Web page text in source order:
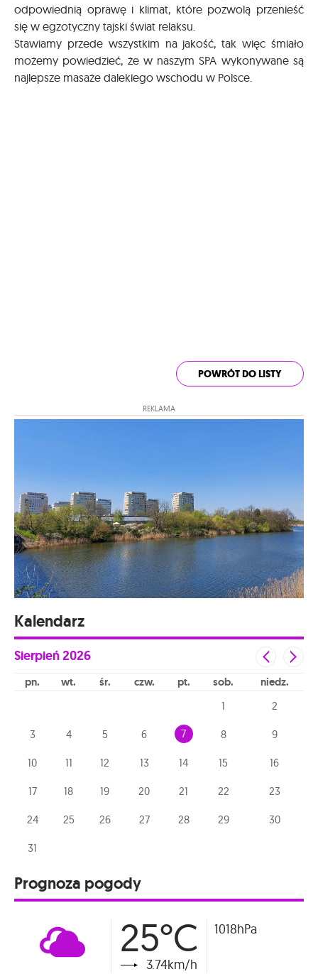
odpowiednią oprawę i klimat, które pozwolą przenieść
się w egzotyczny tajski świat relaksu.
Stawiamy przede wszystkim na jakość, tak więc śmiało
możemy powiedzieć, że w naszym SPA wykonywane są
najlepsze masaże dalekiego wschodu w Polsce.
POWRÓT DO LISTY
REKLAMA
Kalendarz
Sierpień2026
pn wt śr czw pt sob niedz
1 2
3 4 5 6 7 8 9
10 11 12 13 14 15 16
17 18 19 20 21 22 23
24 25 26 27 28 29 30
31
Prognoza pogody
25°C
3.74km/h
1018hPa